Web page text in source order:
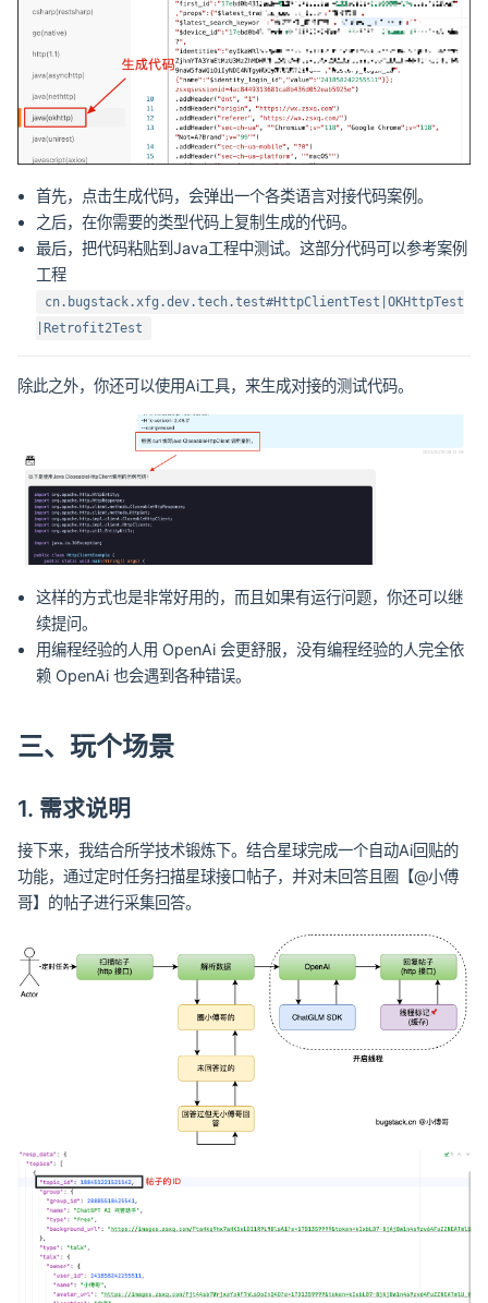
首先，点击生成代码，会弹出一个各类语言对接代码案例。
之后，在你需要的类型代码上复制生成的代码。
最后，把代码粘贴到Java工程中测试。这部分代码可以参考案例
工程
cn.bugstack.xfg.dev.tech.test#HttpClientTest|OKHttpTest
|Retrofit2Test
除此之外，你还可以使用Ai工具，来生成对接的测试代码。
这样的方式也是非常好用的，而且如果有运行问题，你还可以继
续提问。
用编程经验的人用 OpenAi 会更舒服，没有编程经验的人完全依
赖 OpenAi 也会遇到各种错误。
三、玩个场景
1. 需求说明
接下来，我结合所学技术锻炼下。结合星球完成一个自动Ai回贴的
功能，通过定时任务扫描星球接口帖子，并对未回答且圈【@小傅
哥】的帖子进行采集回答。